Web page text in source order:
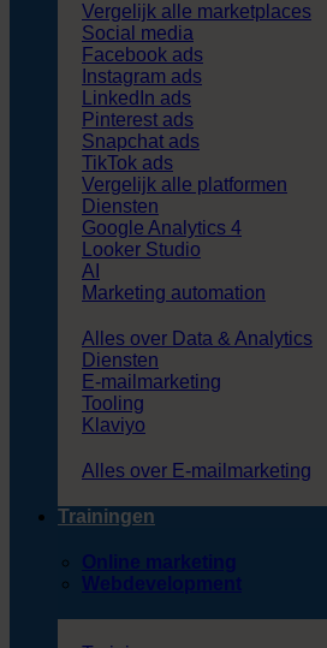
Vergelijk alle marketplaces
Social media
Facebook ads
Instagram ads
LinkedIn ads
Pinterest ads
Snapchat ads
TikTok ads
Vergelijk alle platformen
Diensten
Google Analytics 4
Looker Studio
AI
Marketing automation
Alles over Data & Analytics
Diensten
E-mailmarketing
Tooling
Klaviyo
Alles over E-mailmarketing
Trainingen
Online marketing
Webdevelopment